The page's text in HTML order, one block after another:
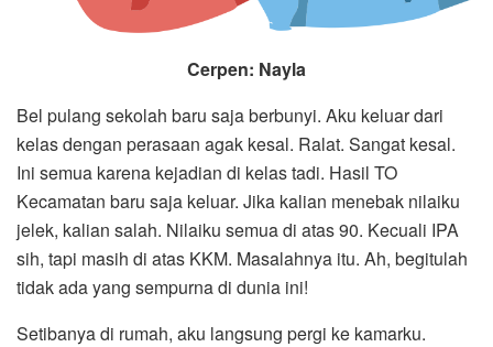
Cerpen: Nayla
Bel pulang sekolah baru saja berbunyi. Aku keluar dari
kelas dengan perasaan agak kesal. Ralat. Sangat kesal.
Ini semua karena kejadian di kelas tadi. Hasil TO
Kecamatan baru saja keluar. Jika kalian menebak nilaiku
jelek, kalian salah. Nilaiku semua di atas 90. Kecuali IPA
sih, tapi masih di atas KKM. Masalahnya itu. Ah, begitulah
tidak ada yang sempurna di dunia ini!
Setibanya di rumah, aku langsung pergi ke kamarku.